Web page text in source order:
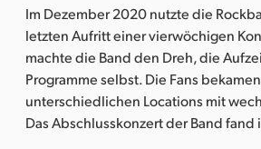
Im Dezember 2020 nutzte die
letzten Aufritt einer vierwöchigen
machte die Band den Dreh, die
Programme selbst. Die Fans
unterschiedlichen Locations mit
Das Abschlusskonzert der Band fand